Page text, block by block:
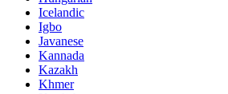
Icelandic
Igbo
Javanese
Kannada
Kazakh
Khmer